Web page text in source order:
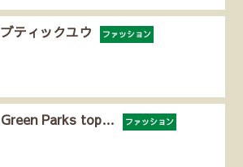
ブティックユウ ファッション
Green Parks top… ファッション